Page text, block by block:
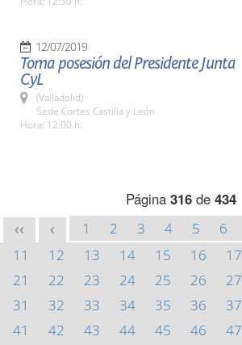
12/07/2019
Toma posesión del Presidente Junta
CyL
(Valladolid)
Sede Cortes Castilla y León
Hora: 12:00 h.
Página 316de 434
<< < 1 2 3 4 5 6
11
12 13 14 15 16 17
21
22 23 24 25 26 27
31
32 33 34 35 36 37
41
42 43 44 45 46 47